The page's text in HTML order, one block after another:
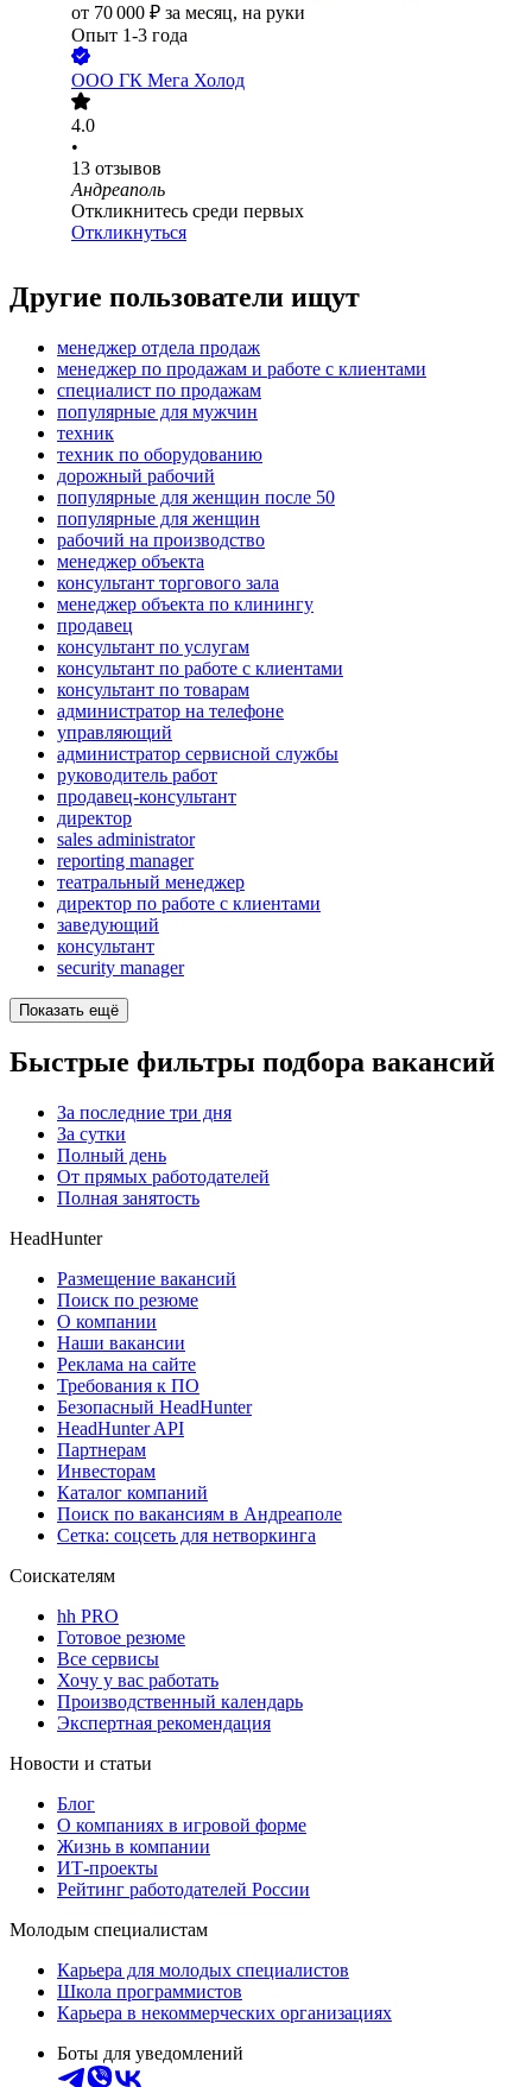
от 70 000 ₽ за месяц, на руки
Опыт 1-3 года
ООО ГК Мега Холод
4.0
•
13 отзывов
Андреаполь
Откликнитесь среди первых
Откликнуться
Другие пользователи ищут
менеджер отдела продаж
менеджер по продажам и работе с клиентами
специалист по продажам
популярные для мужчин
техник
техник по оборудованию
дорожный рабочий
популярные для женщин после 50
популярные для женщин
рабочий на производство
менеджер объекта
консультант торгового зала
менеджер объекта по клинингу
продавец
консультант по услугам
консультант по работе с клиентами
консультант по товарам
администратор на телефоне
управляющий
администратор сервисной службы
руководитель работ
продавец-консультант
директор
sales administrator
reporting manager
театральный менеджер
директор по работе с клиентами
заведующий
консультант
security manager
Показать ещё
Быстрые фильтры подбора вакансий
За последние три дня
За сутки
Полный день
От прямых работодателей
Полная занятость
HeadHunter
Размещение вакансий
Поиск по резюме
О компании
Наши вакансии
Реклама на сайте
Требования к ПО
Безопасный HeadHunter
HeadHunter API
Партнерам
Инвесторам
Каталог компаний
Поиск по вакансиям в Андреаполе
Сетка: соцсеть для нетворкинга
Соискателям
hh PRO
Готовое резюме
Все сервисы
Хочу у вас работать
Производственный календарь
Экспертная рекомендация
Новости и статьи
Блог
О компаниях в игровой форме
Жизнь в компании
ИТ-проекты
Рейтинг работодателей России
Молодым специалистам
Карьера для молодых специалистов
Школа программистов
Карьера в некоммерческих организациях
Боты для уведомлений